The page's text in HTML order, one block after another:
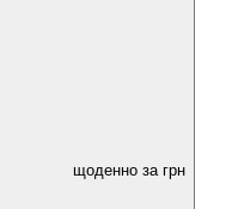
щоденно за грн